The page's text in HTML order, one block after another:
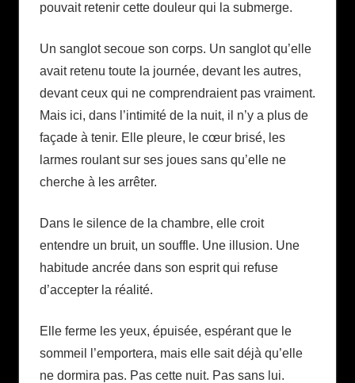
pouvait retenir cette douleur qui la submerge.
Un sanglot secoue son corps. Un sanglot qu’elle
avait retenu toute la journée, devant les autres,
devant ceux qui ne comprendraient pas vraiment.
Mais ici, dans l’intimité de la nuit, il n’y a plus de
façade à tenir. Elle pleure, le cœur brisé, les
larmes roulant sur ses joues sans qu’elle ne
cherche à les arrêter.
Dans le silence de la chambre, elle croit
entendre un bruit, un souffle. Une illusion. Une
habitude ancrée dans son esprit qui refuse
d’accepter la réalité.
Elle ferme les yeux, épuisée, espérant que le
sommeil l’emportera, mais elle sait déjà qu’elle
ne dormira pas. Pas cette nuit. Pas sans lui.